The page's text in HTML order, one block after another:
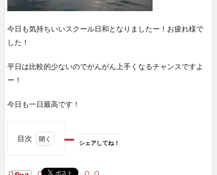
今日も気持ちいいスクール日和となりましたー！お疲れ様で
した！
平日は比較的少ないのでがんがん上手くなるチャンスですよ
ー！
今日も一日最高です！
目次
アし
シェアしてね！